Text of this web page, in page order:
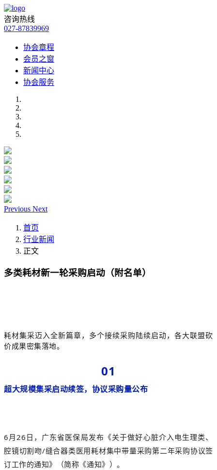
咨询热线
027-87839969
协会章程
会员之窗
新闻中心
协会服务
Previous Next
首页
行业新闻
正文
多类耗材新一轮采购启动（附名单）
耗材集采迈入全新篇章，多个接续采购陆续启动，各大联盟砍
价成果密集落地。
01
超大规模集采启动续签，协议采购量公布
6月26 日，广东省医保局发布《关于做好心脏介入电生理类、
腔镜切割吻/缝合器类医用耗材集中带量采购第二年采购协议签
订工作的通知》（简称《通知》）。